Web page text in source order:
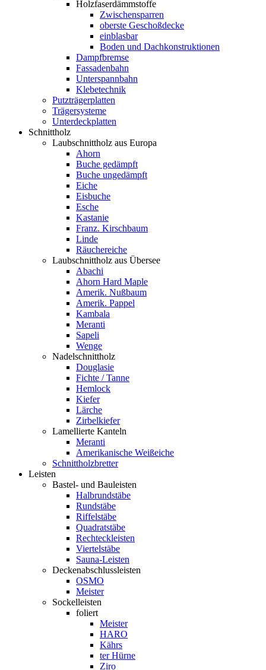
Holzfaserdämmstoffe
Zwischensparren
oberste Geschoßdecke
einblasbar
Boden und Dachkonstruktionen
Dampfbremse
Fassadenbahn
Unterspannbahn
Klebetechnik
Putzträgerplatten
Trägersysteme
Unterdeckplatten
Schnittholz
Laubschnittholz aus Europa
Ahorn
Buche gedämpft
Buche ungedämpft
Eiche
Eisbuche
Esche
Kastanie
Franz. Kirschbaum
Linde
Räuchereiche
Laubschnittholz aus Übersee
Abachi
Ahorn Hard Maple
Amerik. Nußbaum
Amerik. Pappel
Kambala
Meranti
Sapeli
Wenge
Nadelschnittholz
Douglasie
Fichte / Tanne
Hemlock
Kiefer
Lärche
Zirbelkiefer
Lamellierte Kanteln
Meranti
Amerikanische Weißeiche
Schnittholzbretter
Leisten
Bastel- und Bauleisten
Halbrundstäbe
Rundstäbe
Riffelstäbe
Quadratstäbe
Rechteckleisten
Viertelstäbe
Sauna-Leisten
Deckenabschlussleisten
OSMO
Meister
Sockelleisten
foliert
Meister
HARO
Kährs
ter Hürne
Ziro